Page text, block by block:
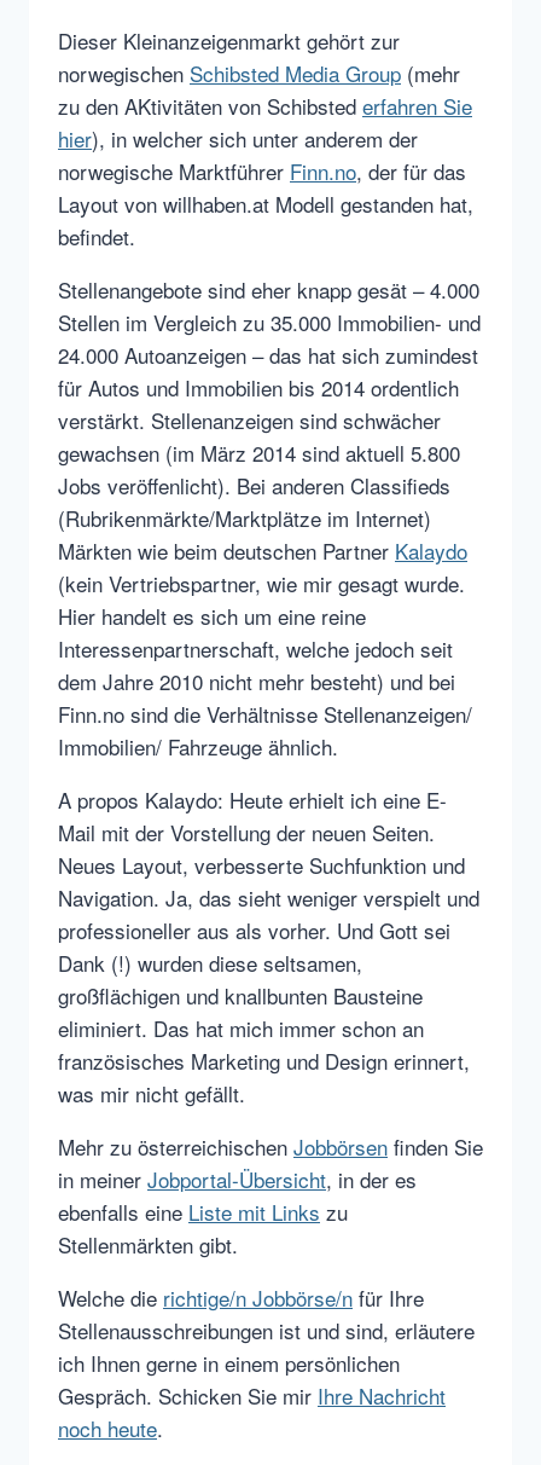
Dieser Kleinanzeigenmarkt gehört zur
norwegischen Schibsted Media Group (mehr
zu den AKtivitäten von Schibsted erfahren Sie
hier), in welcher sich unter anderem der
norwegische Marktführer Finn.no, der für das
Layout von willhaben.at Modell gestanden hat,
befindet.
Stellenangebote sind eher knapp gesät – 4.000
Stellen im Vergleich zu 35.000 Immobilien- und
24.000 Autoanzeigen – das hat sich zumindest
für Autos und Immobilien bis 2014 ordentlich
verstärkt. Stellenanzeigen sind schwächer
gewachsen (im März 2014 sind aktuell 5.800
Jobs veröffenlicht). Bei anderen Classifieds
(Rubrikenmärkte/Marktplätze im Internet)
Märkten wie beim deutschen Partner Kalaydo
(kein Vertriebspartner, wie mir gesagt wurde.
Hier handelt es sich um eine reine
Interessenpartnerschaft, welche jedoch seit
dem Jahre 2010 nicht mehr besteht) und bei
Finn.no sind die Verhältnisse Stellenanzeigen/
Immobilien/ Fahrzeuge ähnlich.
A propos Kalaydo: Heute erhielt ich eine E-
Mail mit der Vorstellung der neuen Seiten.
Neues Layout, verbesserte Suchfunktion und
Navigation. Ja, das sieht weniger verspielt und
professioneller aus als vorher. Und Gott sei
Dank (!) wurden diese seltsamen,
großflächigen und knallbunten Bausteine
eliminiert. Das hat mich immer schon an
französisches Marketing und Design erinnert,
was mir nicht gefällt.
Mehr zu österreichischen Jobbörsen finden Sie
in meiner Jobportal-Übersicht, in der es
ebenfalls eine Liste mit Links zu
Stellenmärkten gibt.
Welche die richtige/n Jobbörse/n für Ihre
Stellenausschreibungen ist und sind, erläutere
ich Ihnen gerne in einem persönlichen
Gespräch. Schicken Sie mir Ihre Nachricht
noch heute.